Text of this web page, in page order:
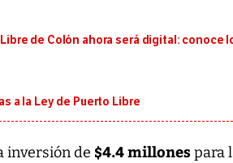
de Colón ahora será digital: conoce
a la Ley de Puerto Libre
inversión de $4.4 millonespara